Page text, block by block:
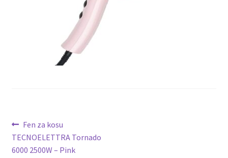
Kretanje
članka
Prethodni
članak:
Fen za kosu
TECNOELETTRA Tornado
6000 2500W – Pink